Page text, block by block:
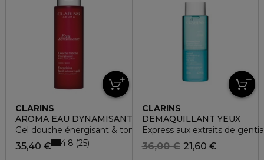
CLARINS
AROMA EAU DYNAMISANTE
Gel douche énergisant & tonifiant
35,40 € 4.8 25
CLARINS
DEMAQUILLANT YEUX
Express aux extraits de
21,60 €
36,00 €